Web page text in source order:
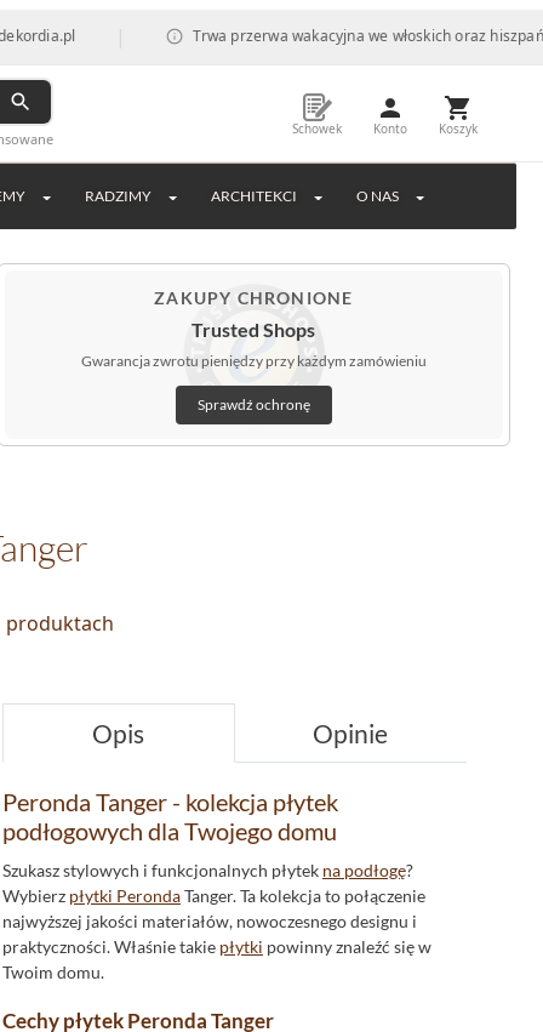
| Trwa przerwa wakacyjna we włoskich oraz hiszpańskich
Schowek Konto Koszyk
RADZIMY ARCHITEKCI O NAS
ZAKUPY CHRONIONE
Trusted Shops
Gwarancja zwrotu pieniędzy przy każdym zamówieniu
Sprawdź ochronę
produktach
Opis Opinie
Peronda Tanger - kolekcja płytek
podłogowych dla Twojego domu
Szukasz stylowych i funkcjonalnych płytek na podłogę?
Wybierz płytki PerondaTanger. Ta kolekcja to połączenie
najwyższej jakości materiałów, nowoczesnego designu i
praktyczności. Właśnie takie płytki powinny znaleźć się w
Twoim domu.
Cechy płytek Peronda Tanger